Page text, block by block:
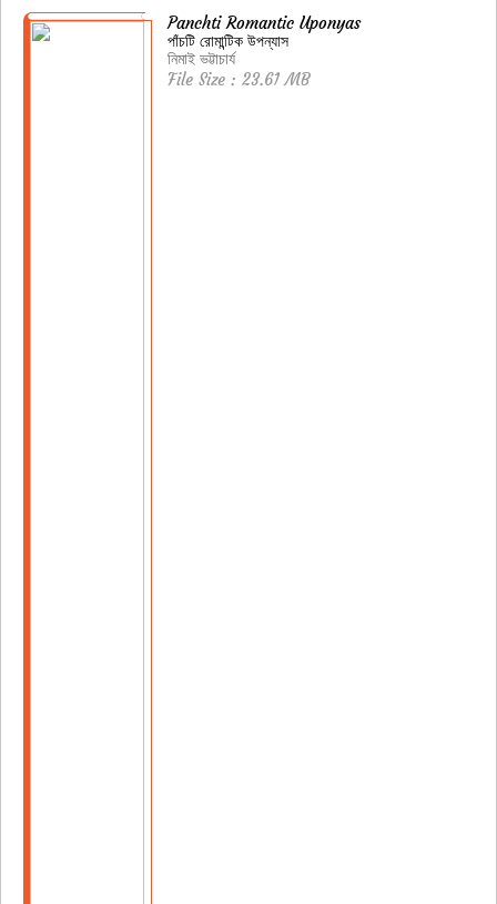
Panchti Romantic Uponyas
পাঁচটি রোমান্টিক উপন্যাস
নিমাই ভট্টাচার্য
File Size : 23.61 MB